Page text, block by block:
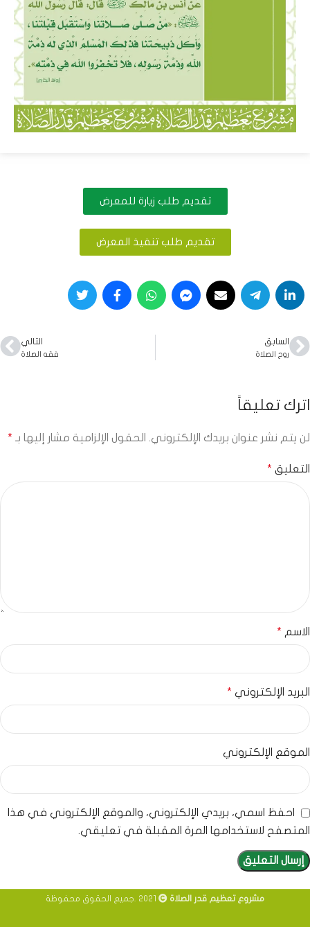
تقديم طلب زيارة للمعرض
تقديم طلب تنفيذ المعرض
السابق
روح الصلاة
التالي
فقه الصلاة
اترك تعليقاً
لن يتم نشر عنوان بريدك الإلكتروني. الحقول الإلزامية مشار إليها بـ *
التعليق *
الاسم *
البريد الإلكتروني *
الموقع الإلكتروني
احفظ اسمي، بريدي الإلكتروني، والموقع الإلكتروني في هذا
المتصفح لاستخدامها المرة المقبلة في تعليقي.
مشروع تعظيم قدر الصلاة